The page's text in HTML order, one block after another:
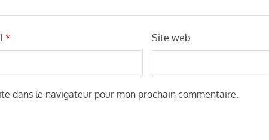
* Site web
dans le navigateur pour mon prochain commentaire.